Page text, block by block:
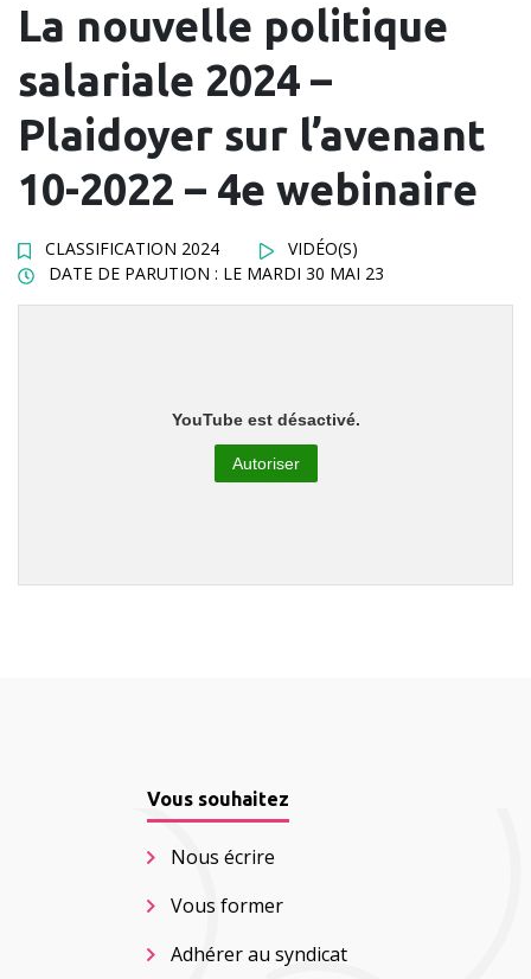
La nouvelle politique
salariale 2024 –
Plaidoyer sur l’avenant
10-2022 – 4e webinaire
CLASSIFICATION 2024
VIDÉO(S)
DATE DE PARUTION : LE MARDI 30 MAI 23
YouTube est désactivé.
Autoriser
Vous souhaitez
Nous écrire
Vous former
Adhérer au syndicat